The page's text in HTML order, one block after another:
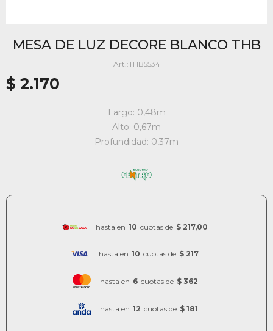
MESA DE LUZ DECORE BLANCO THB
THB5534
$ 2.170
Largo: 0,48m
Alto: 0,67m
Profundidad: 0,37m
hasta en 10 cuotas de $ 217,00
hasta en 10 cuotas de $ 217
hasta en 6 cuotas de $ 362
hasta en 12 cuotas de $ 181